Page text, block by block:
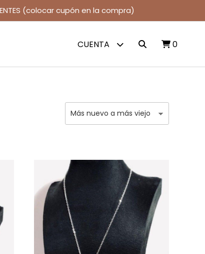
LENTES (colocar cupón en la compra)
CUENTA 0